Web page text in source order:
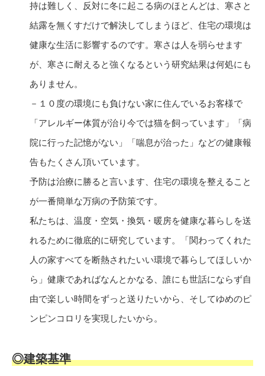
持は難しく、反対に冬に起こる病のほとんどは、寒さと
結露を無くすだけで解決してしまうほど、住宅の環境は
健康な生活に影響するのです。寒さは人を弱らせます
が、寒さに耐えると強くなるという研究結果は何処にも
ありません。
－１０度の環境にも負けない家に住んでいるお客様で
「アレルギー体質が治り今では猫を飼っています」「病
院に行った記憶がない」「喘息が治った」などの健康報
告もたくさん頂いています。
予防は治療に勝ると言います、住宅の環境を整えること
が一番簡単な万病の予防策です。
私たちは、温度・空気・換気・暖房を健康な暮らしを送
れるために徹底的に研究しています。「関わってくれた
人の家すべてを断熱されたいい環境で暮らしてほしいか
ら」健康であればなんとかなる、誰にも世話にならず自
由で楽しい時間をずっと送りたいから、そしてゆめのピ
ンピンコロリを実現したいから。
◎建築基準